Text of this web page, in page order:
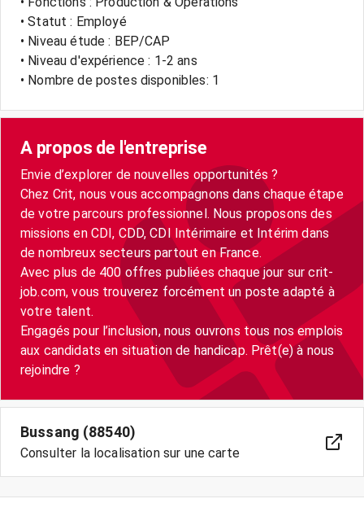
• Statut : Employé
• Niveau étude : BEP/CAP
• Niveau d'expérience : 1-2 ans
• Nombre de postes disponibles: 1
A propos de l'entreprise
Envie d’explorer de nouvelles opportunités ?
Chez Crit, nous vous accompagnons dans chaque étape
de votre parcours professionnel. Nous proposons des
missions en CDI, CDD, CDI Intérimaire et Intérim dans
de nombreux secteurs partout en France.
Avec plus de 400 offres publiées chaque jour sur crit-
job.com, vous trouverez forcément un poste adapté à
votre talent.
Engagés pour l’inclusion, nous ouvrons tous nos emplois
aux candidats en situation de handicap. Prêt(e) à nous
Bussang (88540)
Consulter la localisation sur une carte